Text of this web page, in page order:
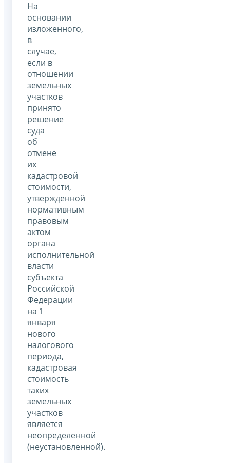
На
основании
изложенного,
в
случае,
если в
отношении
земельных
участков
принято
решение
суда
об
отмене
их
кадастровой
стоимости,
утвержденной
нормативным
правовым
актом
органа
исполнительной
власти
субъекта
Российской
Федерации
на 1
января
нового
налогового
периода,
кадастровая
стоимость
таких
земельных
участков
является
неопределенной
(неустановленной).